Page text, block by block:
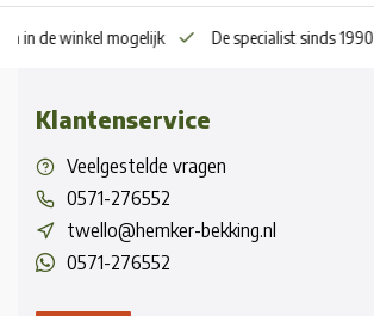
in de winkel mogelijk De specialist sinds 1990
Klantenservice
Veelgestelde vragen
0571-276552
twello@hemker-bekking.nl
0571-276552